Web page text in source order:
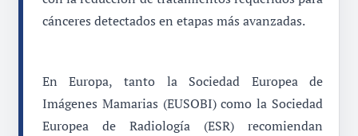
cánceres detectados en etapas más avanzadas.
En Europa, tanto la Sociedad Europea de
Imágenes Mamarias (EUSOBI) como la Sociedad
Europea de Radiología (ESR) recomiendan